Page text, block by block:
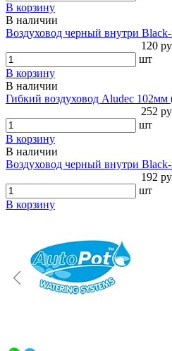
В корзину
В наличии
Воздуховод черный внутри
120
шт
В корзину
В наличии
Гибкий воздуховод Aludec 102мм
252
шт
В корзину
В наличии
Воздуховод черный внутри
192
шт
В корзину